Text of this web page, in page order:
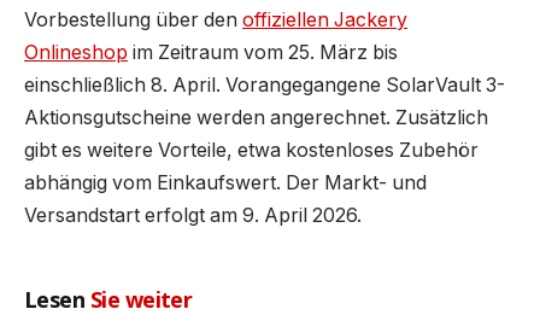
Vorbestellung über den offiziellen Jackery
Onlineshop im Zeitraum vom 25. März bis
einschließlich 8. April. Vorangegangene SolarVault 3-
Aktionsgutscheine werden angerechnet. Zusätzlich
gibt es weitere Vorteile, etwa kostenloses Zubehör
abhängig vom Einkaufswert. Der Markt- und
Versandstart erfolgt am 9. April 2026.
Lesen Sie weiter